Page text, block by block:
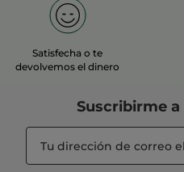
Satisfecha o te
devolvemos el dinero
Suscribirme a